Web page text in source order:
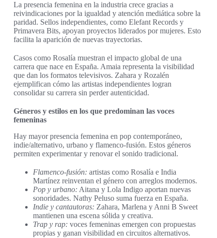
La presencia femenina en la industria crece gracias a
reivindicaciones por la igualdad y atención mediática sobre la
paridad. Sellos independientes, como Elefant Records y
Primavera Bits, apoyan proyectos liderados por mujeres. Esto
facilita la aparición de nuevas trayectorias.
Casos como Rosalía muestran el impacto global de una
carrera que nace en España. Amaia representa la visibilidad
que dan los formatos televisivos. Zahara y Rozalén
ejemplifican cómo las artistas independientes logran
consolidar su carrera sin perder autenticidad.
Géneros y estilos en los que predominan las voces
femeninas
Hay mayor presencia femenina en pop contemporáneo,
indie/alternativo, urbano y flamenco-fusión. Estos géneros
permiten experimentar y renovar el sonido tradicional.
Flamenco-fusión: artistas como Rosalía e India
Martínez reinventan el género con arreglos modernos.
Pop y urbano: Aitana y Lola Indigo aportan nuevas
sonoridades. Nathy Peluso suma fuerza en España.
Indie y cantautoras: Zahara, Marlena y Anni B Sweet
mantienen una escena sólida y creativa.
Trap y rap: voces femeninas emergen con propuestas
propias y ganan visibilidad en circuitos alternativos.